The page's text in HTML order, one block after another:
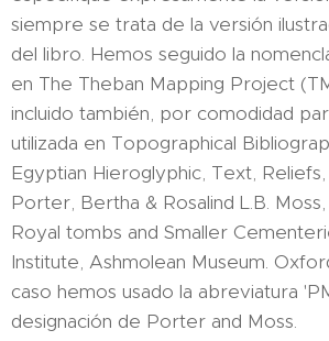
siempre se trata de la versión
del libro. Hemos seguido la
en The Theban Mapping Project
incluido también, por comodidad
utilizada en Topographical
Egyptian Hieroglyphic, Text, Reliefs,
Porter, Bertha & Rosalind L.B.
Royal tombs and Smaller
Institute, Ashmolean Museum.
caso hemos usado la abreviatura
designación de Porter and Moss.